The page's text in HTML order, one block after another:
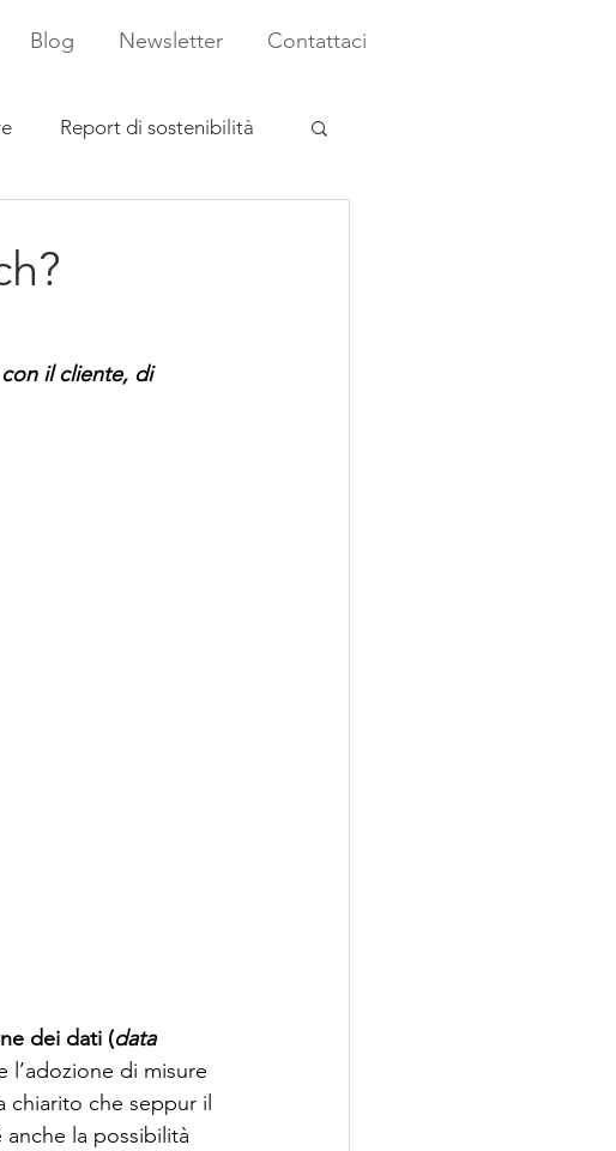
Blog Newsletter Contattaci
Report di sostenibilità
il cliente, di
dei dati (data
l’adozione di misure
che seppur il
anche la possibilità